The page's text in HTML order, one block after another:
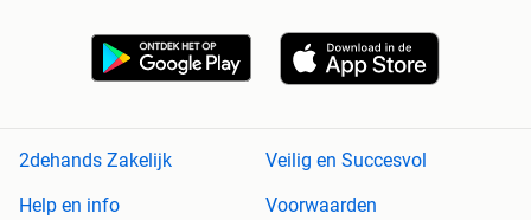
2dehands Zakelijk
Veilig en Succesvol
Help en info
Voorwaarden